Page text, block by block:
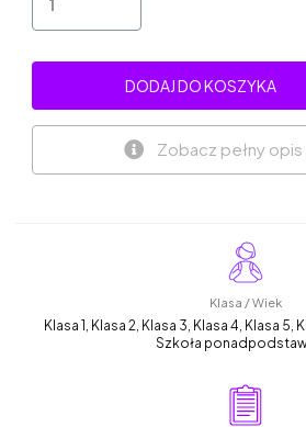
DODAJ DO KOSZYKA
Zobacz pełny
Klasa / Wiek
Klasa 1, Klasa 2, Klasa 3, Klasa 4, Klasa 5,
Szkoła